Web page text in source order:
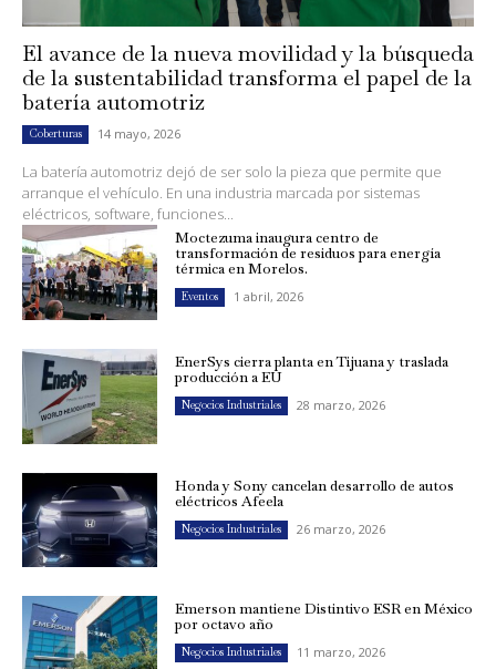
El avance de la nueva movilidad y la búsqueda
de la sustentabilidad transforma el papel de la
batería automotriz
Coberturas 14 mayo, 2026
La batería automotriz dejó de ser solo la pieza que permite que
arranque el vehículo. En una industria marcada por sistemas
eléctricos, software, funciones...
Moctezuma inaugura centro de
transformación de residuos para energía
térmica en Morelos.
Eventos 1 abril, 2026
EnerSys cierra planta en Tijuana y traslada
producción a EU
Negocios Industriales 28 marzo, 2026
Honda y Sony cancelan desarrollo de autos
eléctricos Afeela
Negocios Industriales 26 marzo, 2026
Emerson mantiene Distintivo ESR en México
por octavo año
Negocios Industriales 11 marzo, 2026